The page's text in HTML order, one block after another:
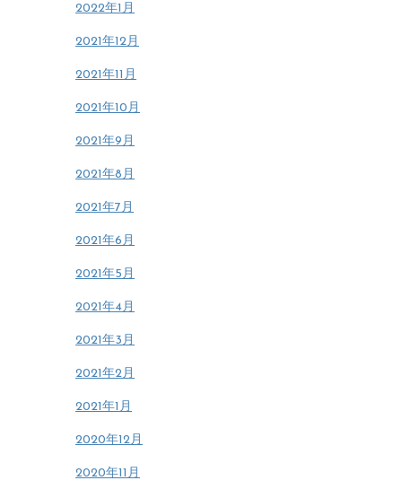
2022年1月
2021年12月
2021年11月
2021年10月
2021年9月
2021年8月
2021年7月
2021年6月
2021年5月
2021年4月
2021年3月
2021年2月
2021年1月
2020年12月
2020年11月